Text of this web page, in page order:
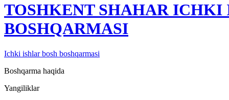
TOSHKENT SHAHAR IСHKI
BOSHQARMASI
Ichki ishlar bosh boshqarmasi
Boshqarma haqida
Yangiliklar